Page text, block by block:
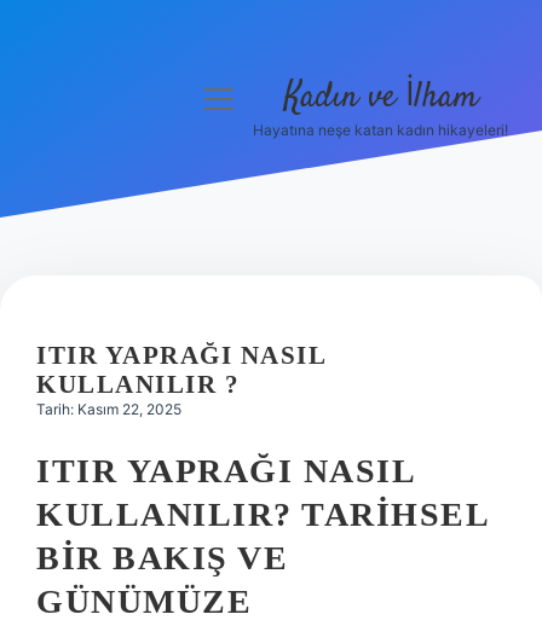
Hakkımızda
menüyü
Kadın ve İlham
Hayatına neşe katan kadın hikayeleri!
ITIR YAPRAĞI NASIL
KULLANILIR ?
Tarih: Kasım 22, 2025
ITIR YAPRAĞI NASIL
KULLANILIR? TARIHSEL
BIR BAKIŞ VE
GÜNÜMÜZE